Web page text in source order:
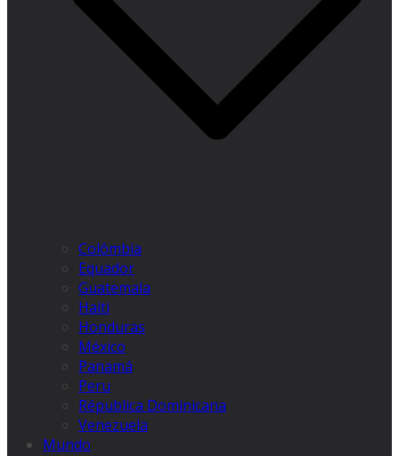
Colômbia
Equador
Guatemala
Haiti
Honduras
México
Panamá
Peru
Républica Dominicana
Venezuela
Mundo